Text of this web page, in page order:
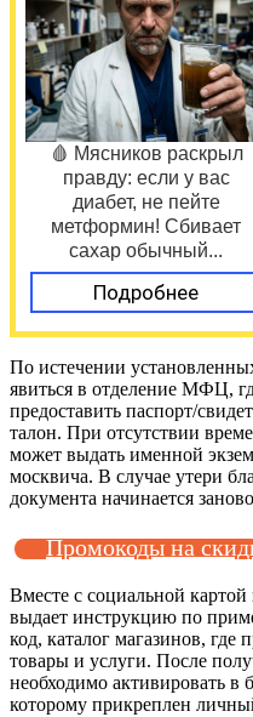
🩸 Мясников раскрыл
правду: если у вас
диабет, не пейте
метформин! Сбивает
сахар обычный...
Подробнее
По истечении
явиться в отделение МФЦ,
предоставить паспорт/
талон. При отсутствии
может выдать именной
москвича. В случае утери
документа начинается
Промокоды на
Вместе с социальной
выдает инструкцию по
код, каталог магазинов, где
товары и услуги. После
необходимо активировать
которому прикреплен